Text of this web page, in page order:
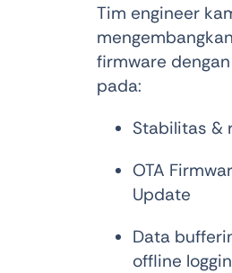
Tim engineer
mengembangkan
firmware
pada:
Stabilitas &
OTA
Update
Data
offline